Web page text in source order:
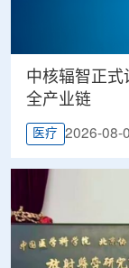
中核辐智正式
全产业链
医疗 2026-08-